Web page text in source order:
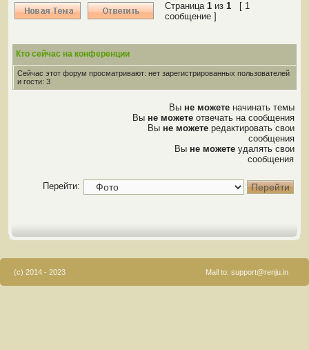
Страница 1 из 1 [ 1
сообщение ]
Кто сейчас на конференции
Сейчас этот форум просматривают: нет зарегистрированных пользователей
и гости: 3
Вы не можете начинать темы
Вы не можете отвечать на сообщения
Вы не можете редактировать свои
сообщения
Вы не можете удалять свои
сообщения
Перейти:
(c) 2014 - 2023 Mail to: support@renju.in